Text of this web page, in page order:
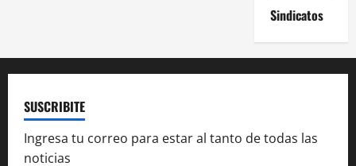
Sindicatos
SUSCRIBITE
Ingresa tu correo para estar al tanto de todas las
noticias